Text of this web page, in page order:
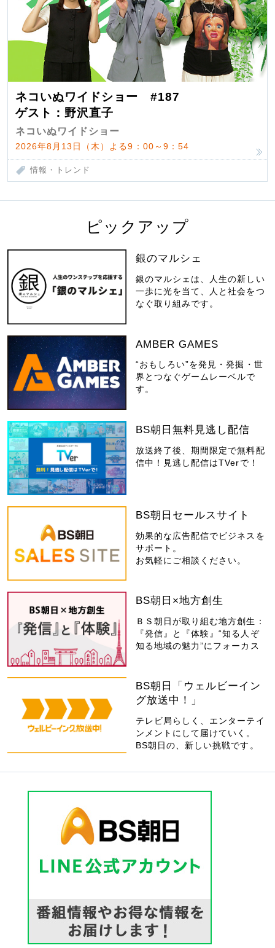
ネコいぬワイドショー #187
ゲスト：野沢直子
ネコいぬワイドショー
2026年8月13日（木）よる9：00～9：54
情報・トレンド
ピックアップ
銀のマルシェ
銀のマルシェは、人生の新しい
一歩に光を当て、人と社会をつ
なぐ取り組みです。
AMBER GAMES
“おもしろい”を発見・発掘・世
界とつなぐゲームレーベルで
す。
BS朝日無料見逃し配信
放送終了後、期間限定で無料配
信中！見逃し配信はTVerで！
BS朝日セールスサイト
効果的な広告配信でビジネスを
サポート。
お気軽にご相談ください。
BS朝日×地方創生
ＢＳ朝日が取り組む地方創生：
『発信』と『体験』“知る人ぞ
知る地域の魅力”にフォーカス
BS朝日「ウェルビーイン
グ放送中！」
テレビ局らしく、エンターテイ
ンメントにして届けていく。
BS朝日の、新しい挑戦です。